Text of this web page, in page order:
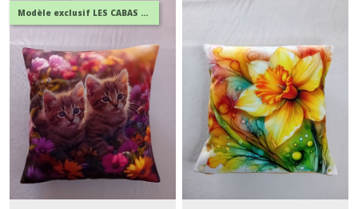
Modèle exclusif LES CABAS EN FOLIE